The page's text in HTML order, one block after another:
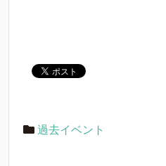
過去イベント